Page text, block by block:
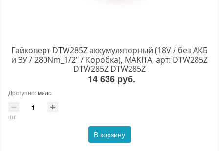
Гайковерт DTW285Z аккумуляторный (18V / без АКБ
и ЗУ / 280Nm_1/2" / Коробка), MAKITA, арт: DTW285Z
DTW285Z DTW285Z
14 636 руб.
Доступно:мало
шт
В корзину